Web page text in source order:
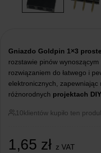
Gniazdo Goldpin 1×3
rozstawie pinów wynoszącym
rozwiązaniem do łatwego i
elektronicznych, zapewniając
różnorodnych projektach DIY
10klientów kupiło ten
1,65 zł z VAT